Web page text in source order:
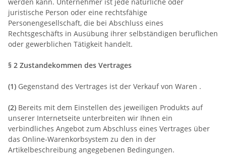
juristische Person oder eine rechtsfähige
Personengesellschaft, die bei Abschluss eines
Rechtsgeschäfts in Ausübung ihrer selbständigen beruflichen
oder gewerblichen Tätigkeit handelt.
§ 2 Zustandekommen des Vertrages
(1) Gegenstand des Vertrages ist der Verkauf von Waren .
(2) Bereits mit dem Einstellen des jeweiligen Produkts auf
unserer Internetseite unterbreiten wir Ihnen ein
verbindliches Angebot zum Abschluss eines Vertrages über
das Online-Warenkorbsystem zu den in der
Artikelbeschreibung angegebenen Bedingungen.